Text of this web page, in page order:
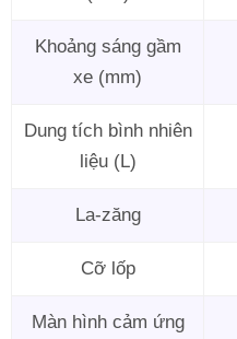
Khoảng sáng gầm
xe (mm)
Dung tích bình nhiên
liệu (L)
La-zăng
Cỡ lốp
Màn hình cảm ứng